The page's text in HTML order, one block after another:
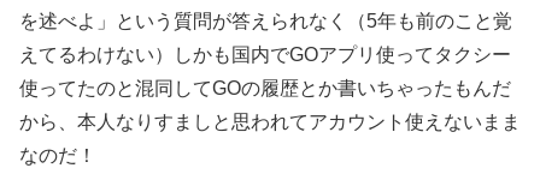
を述べよ」という質問が答えられなく（5年も前のこと覚
えてるわけない）しかも国内でGOアプリ使ってタクシー
使ってたのと混同してGOの履歴とか書いちゃったもんだ
から、本人なりすましと思われてアカウント使えないまま
なのだ！